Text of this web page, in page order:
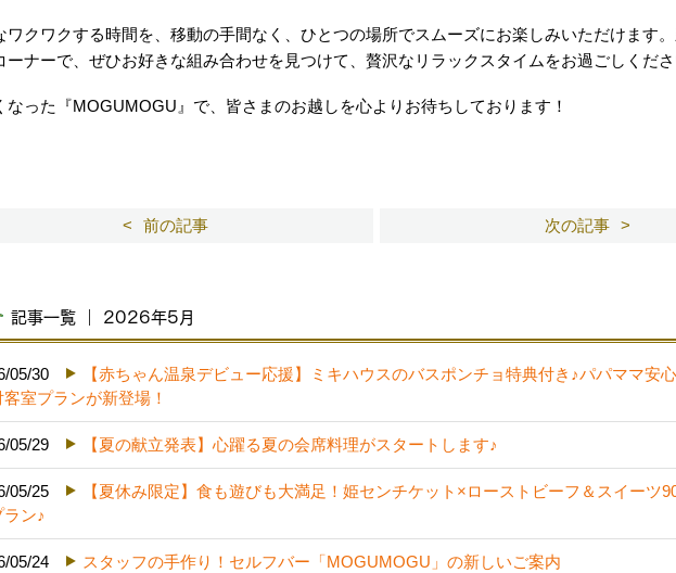
ワクワクする時間を、移動の手間なく、ひとつの場所でスムーズにお楽しみいただけます
ーナーで、ぜひお好きな組み合わせを見つけて、贅沢なリラックスタイムをお過ごしくださ
なった『MOGUMOGU』で、皆さまのお越しを心よりお待ちしております！
前の記事 次の記事
記事一覧 ｜ 2026年5月
05/30
【赤ちゃん温泉デビュー応援】ミキハウスのバスポンチョ特典付き♪パパママ安
客室プランが新登場！
05/29 【夏の献立発表】心躍る夏の会席料理がスタートします♪
05/25
【夏休み限定】食も遊びも大満足！姫センチケット×ローストビーフ＆スイーツ
ラン♪
05/24 スタッフの手作り！セルフバー「MOGUMOGU」の新しいご案内